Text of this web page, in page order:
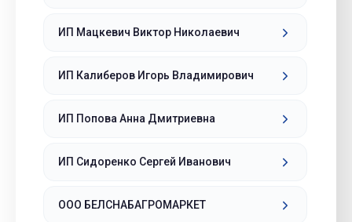
ИП Мацкевич Виктор Николаевич
ИП Калиберов Игорь Владимирович
ИП Попова Анна Дмитриевна
ИП Сидоренко Сергей Иванович
ООО БЕЛСНАБАГРОМАРКЕТ